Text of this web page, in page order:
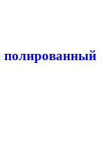
полированный